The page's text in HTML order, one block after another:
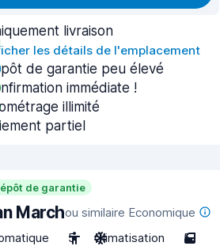
livraison
les détails de l'emplacement
de garantie peu élevé
immédiate !
illimité
partiel
de garantie
Marchou similaire Economique
5 Climatisation 5